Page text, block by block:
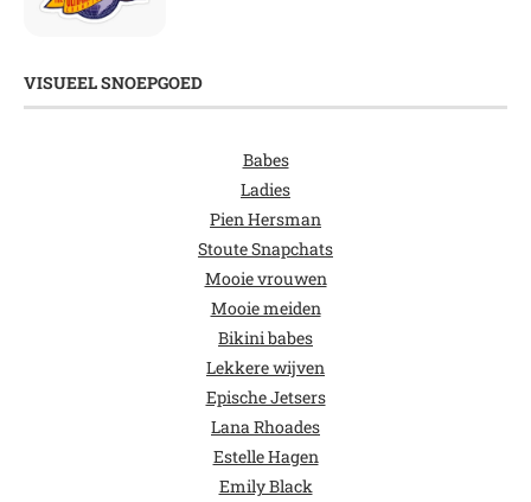
VISUEEL SNOEPGOED
Babes
Ladies
Pien Hersman
Stoute Snapchats
Mooie vrouwen
Mooie meiden
Bikini babes
Lekkere wijven
Epische Jetsers
Lana Rhoades
Estelle Hagen
Emily Black